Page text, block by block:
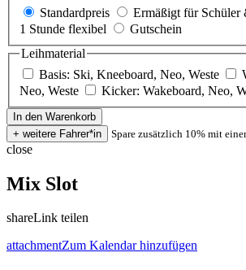
Standardpreis
Ermäßigt für Schüler
1 Stunde flexibel
Gutschein
Leihmaterial
Basis: Ski, Kneeboard, Neo, Weste
Neo, Weste
Kicker: Wakeboard, Neo,
Spare zusätzlich 10% mit
close
Mix Slot
shareLink teilen
attachmentZum Kalendar hinzufügen